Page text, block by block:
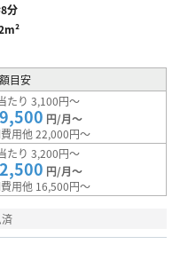
分
目安
たり 3,100円～
円/月～
用他 22,000円～
たり 3,200円～
円/月～
用他 16,500円～